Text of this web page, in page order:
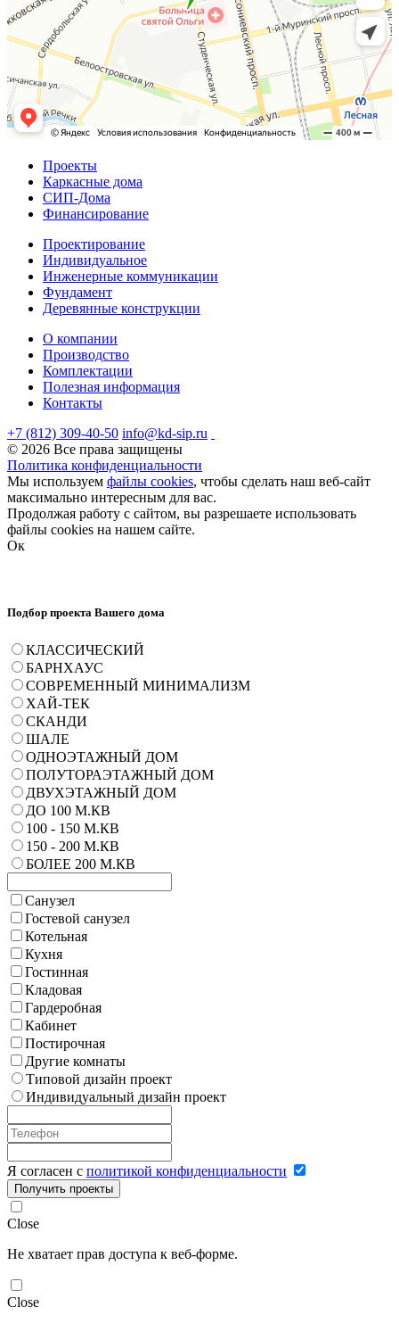
Проекты
Каркасные дома
СИП-Дома
Финансирование
Проектирование
Индивидуальное
Инженерные коммуникации
Фундамент
Деревянные конструкции
О компании
Производство
Комплектации
Полезная информация
Контакты
+7 (812) 309-40-50 info@kd-sip.ru
© 2026 Все права защищены
Политика конфиденциальности
Мы используем файлы cookies, чтобы сделать наш веб-сайт
максимально интересным для вас.
Продолжая работу с сайтом, вы разрешаете использовать
файлы cookies на нашем сайте.
Ок
Подбор проекта Вашего дома
КЛАССИЧЕСКИЙ
БАРНХАУС
СОВРЕМЕННЫЙ МИНИМАЛИЗМ
ХАЙ-ТЕК
СКАНДИ
ШАЛЕ
ОДНОЭТАЖНЫЙ ДОМ
ПОЛУТОРАЭТАЖНЫЙ ДОМ
ДВУХЭТАЖНЫЙ ДОМ
ДО 100 М.КВ
100 - 150 М.КВ
150 - 200 М.КВ
БОЛЕЕ 200 М.КВ
Санузел
Гостевой санузел
Котельная
Кухня
Гостинная
Кладовая
Гардеробная
Кабинет
Постирочная
Другие комнаты
Типовой дизайн проект
Индивидуальный дизайн проект
Я согласен с политикой конфиденциальности
Получить проекты
Close
Не хватает прав доступа к веб-форме.
Close